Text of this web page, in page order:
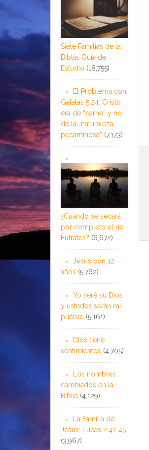
Siete Familias de la
Biblia: Guía de
Estudio (18,755)
El Problema con
Gálatas 5:24: Cristo
era de “carne” y no
de la ¨naturaleza
pecaminosa” (7,173)
¿Cuándo se secará
por completo el río
Éufrates? (6,672)
Jesús con 12
años (5,762)
Yo seré su Dios
y ustedes serán mi
pueblo (5,161)
Dios tiene
sentimientos (4,705)
Los nombres
cambiados en la
Biblia (4,129)
La Familia de
Jesús: Lucas 2:41-45
(3,967)